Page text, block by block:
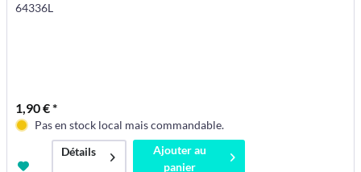
64336L
1,90 € *
Pas en stock local mais commandable.
Détails
Ajouter au
panier